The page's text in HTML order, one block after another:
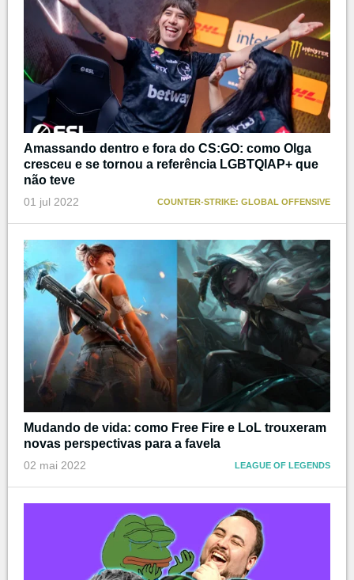
Amassando dentro e fora do CS:GO: como Olga
cresceu e se tornou a referência LGBTQIAP+ que
não teve
01 jul 2022 COUNTER-STRIKE: GLOBAL OFFENSIVE
Mudando de vida: como Free Fire e LoL trouxeram
novas perspectivas para a favela
02 mai 2022 LEAGUE OF LEGENDS